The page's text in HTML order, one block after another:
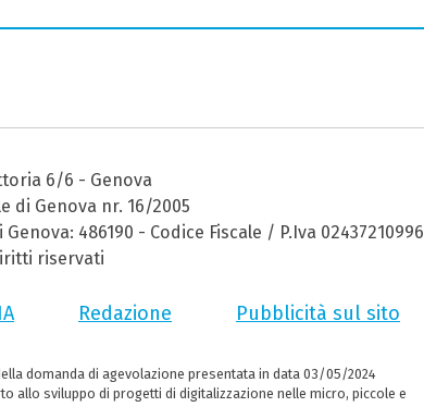
6/6 - Genova
di Genova nr. 16/2005
486190 - Codice Fiscale / P.Iva 02437210996
riservati
Redazione Pubblicità sul sito
della domanda di agevolazione presentata in data 03/05/2024
allo sviluppo di progetti di digitalizzazione nelle micro, piccole e